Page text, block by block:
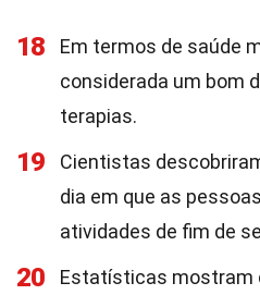
18
Em termos de saúde
considerada um bom
terapias.
19
Cientistas
dia em que as
atividades de fim de
20
Estatísticas mostram